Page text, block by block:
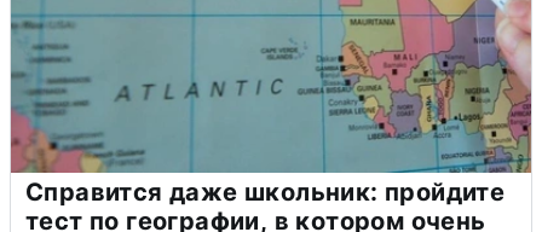
Справится даже школьник: пройдите
тест по географии, в котором очень